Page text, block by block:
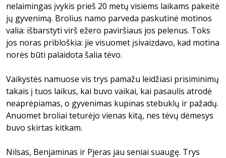
nelaimingas įvykis prieš 20 metų visiems laikams pakeitė
jų gyvenimą. Brolius namo parveda paskutinė motinos
valia: išbarstyti virš ežero paviršiaus jos pelenus. Toks
jos noras pribloškia: jie visuomet įsivaizdavo, kad motina
norės būti palaidota šalia tėvo.
Vaikystės namuose vis trys pamažu leidžiasi prisiminimų
takais į tuos laikus, kai buvo vaikai, kai pasaulis atrodė
neaprėpiamas, o gyvenimas kupinas stebuklų ir pažadų.
Anuomet broliai teturėjo vienas kitą, nes tėvų dėmesys
buvo skirtas kitkam.
Nilsas, Benjaminas ir Pjeras jau seniai suaugę. Trys